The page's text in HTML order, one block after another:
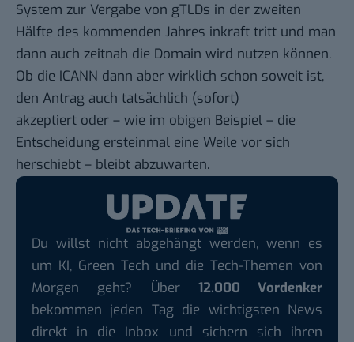
System zur Vergabe von gTLDs in der zweiten
Hälfte des kommenden Jahres inkraft tritt und man
dann auch zeitnah die Domain wird nutzen können.
Ob die ICANN dann aber wirklich schon soweit ist,
den Antrag auch tatsächlich (sofort)
akzeptiert oder – wie im obigen Beispiel – die
Entscheidung ersteinmal eine Weile vor sich
herschiebt – bleibt abzuwarten.
Du willst nicht abgehängt werden, wenn es
um KI, Green Tech und die Tech-Themen von
Morgen geht? Über 12.000 Vordenker
bekommen jeden Tag die wichtigsten News
direkt in die Inbox und sichern sich ihren